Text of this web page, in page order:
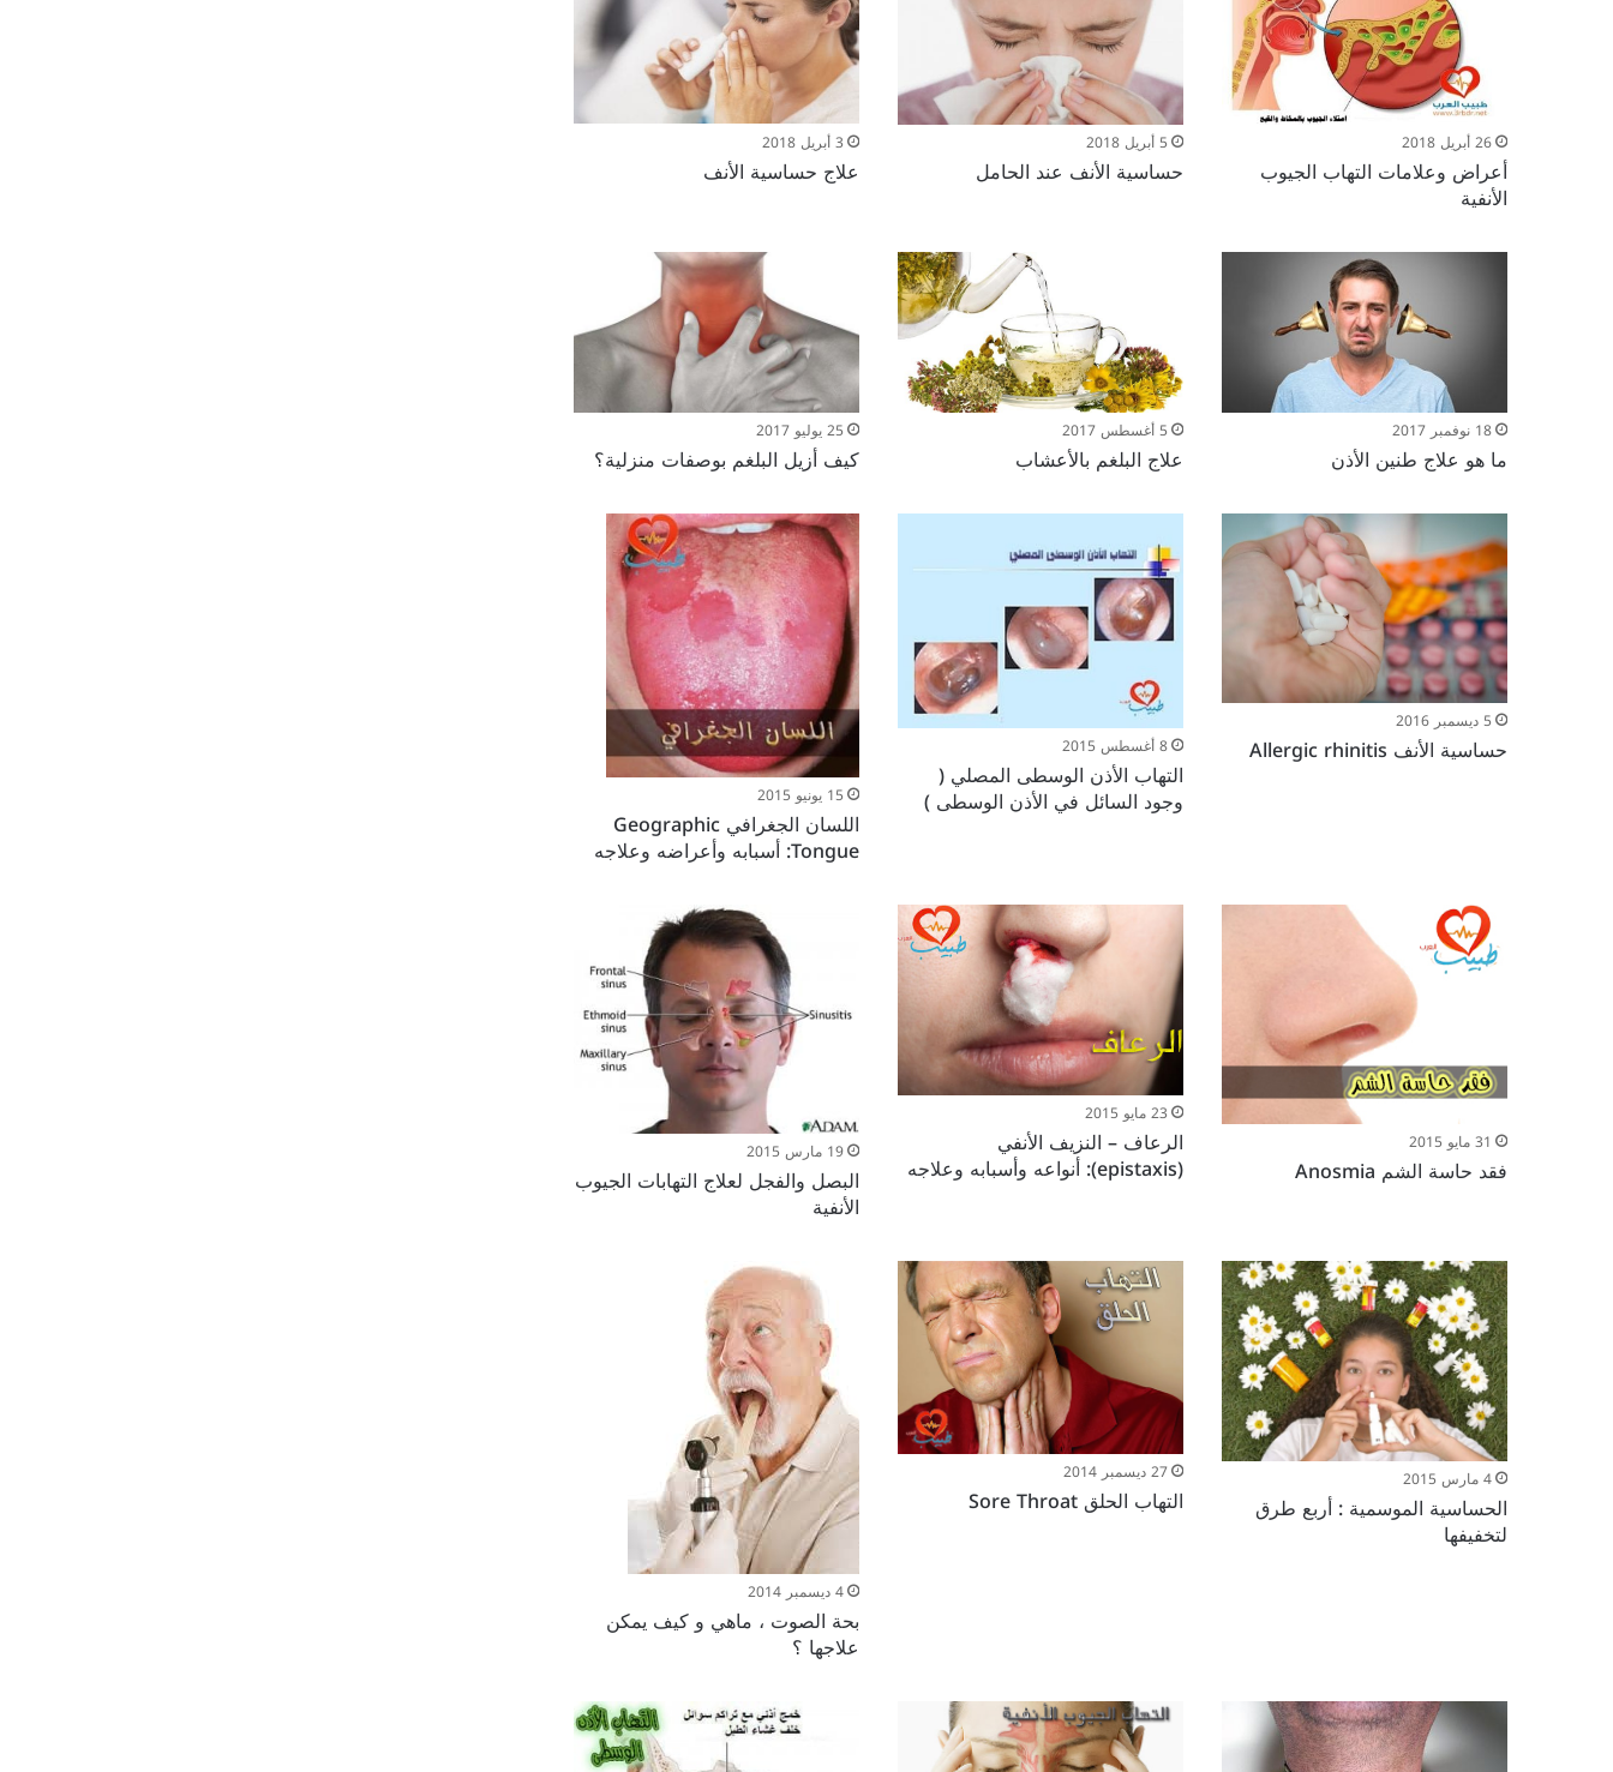
26 أبريل 2018
أعراض وعلامات التهاب الجيوب
الأنفية
5 أبريل 2018
حساسية الأنف عند الحامل
3 أبريل 2018
علاج حساسية الأنف
18 نوفمبر 2017
ما هو علاج طنين الأذن
5 أغسطس 2017
علاج البلغم بالأعشاب
25 يوليو 2017
كيف أزيل البلغم بوصفات منزلية؟
5 ديسمبر 2016
حساسية الأنف Allergic rhinitis 8 أغسطس 2015
التهاب الأذن الوسطى المصلي (
وجود السائل في الأذن الوسطى ) 15 يونيو 2015
اللسان الجغرافي Geographic
Tongue: أسبابه وأعراضه وعلاجه
31 مايو 2015
فقد حاسة الشم Anosmia
23 مايو 2015
الرعاف – النزيف الأنفي
(epistaxis): أنواعه وأسبابه وعلاجه 19 مارس 2015
البصل والفجل لعلاج التهابات الجيوب
الأنفية
4 مارس 2015
الحساسية الموسمية : أربع طرق
لتخفيفها
27 ديسمبر 2014
التهاب الحلق Sore Throat
4 ديسمبر 2014
بحة الصوت ، ماهي و كيف يمكن
علاجها ؟